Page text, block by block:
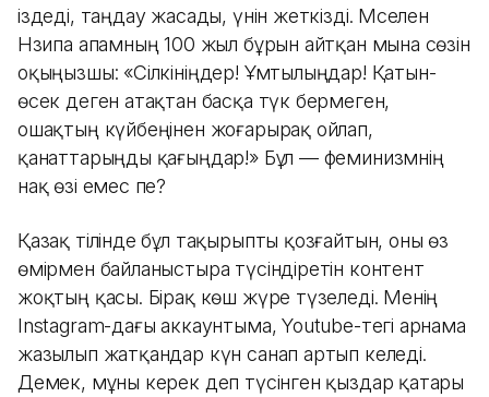
іздеді, таңдау жасады, үнін жеткізді. Мәселен
Нәзипа апамның 100 жыл бұрын айтқан мына сөзін
оқыңызшы: «Сілкініңдер! Ұмтылыңдар! Қатын-
өсек деген атақтан басқа түк бермеген,
ошақтың күйбеңінен жоғарырақ ойлап,
қанаттарыңды қағыңдар!» Бұл — феминизмнің
нақ өзі емес пе?
Қазақ тілінде бұл тақырыпты қозғайтын, оны өз
өмірмен байланыстыра түсіндіретін контент
жоқтың қасы. Бірақ көш жүре түзеледі. Менің
Instagram-дағы аккаунтыма, Youtube-тегі арнама
жазылып жатқандар күн санап артып келеді.
Демек, мұны керек деп түсінген қыздар қатары